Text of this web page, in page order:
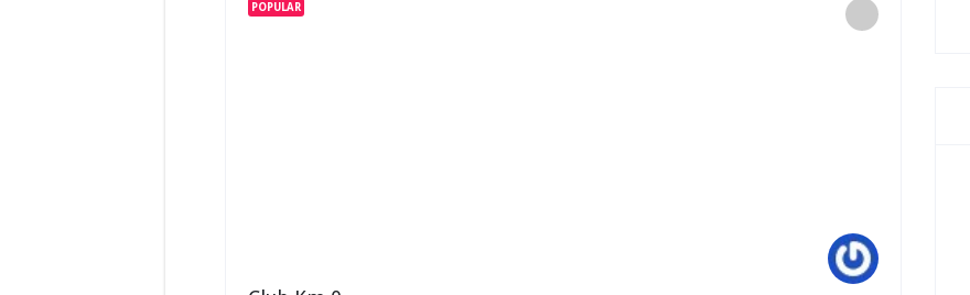
POPULAR